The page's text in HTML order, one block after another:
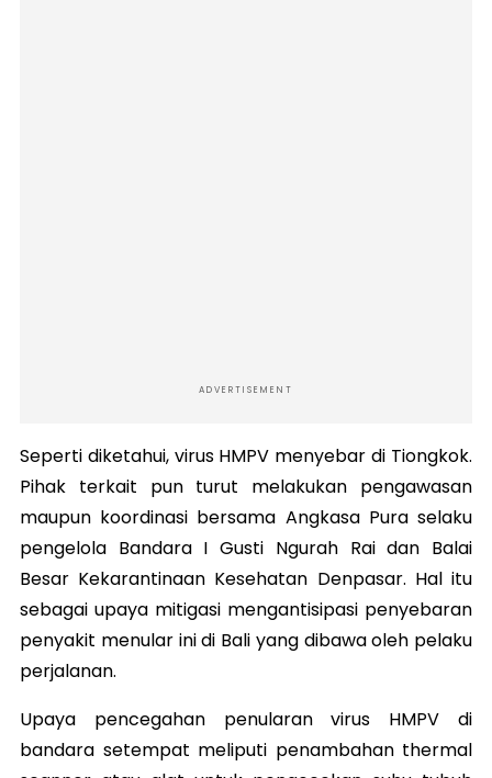
ADVERTISEMENT
Seperti diketahui, virus HMPV menyebar di Tiongkok.
Pihak terkait pun turut melakukan pengawasan
maupun koordinasi bersama Angkasa Pura selaku
pengelola Bandara I Gusti Ngurah Rai dan Balai
Besar Kekarantinaan Kesehatan Denpasar. Hal itu
sebagai upaya mitigasi mengantisipasi penyebaran
penyakit menular ini di Bali yang dibawa oleh pelaku
perjalanan.
Upaya pencegahan penularan virus HMPV di
bandara setempat meliputi penambahan thermal